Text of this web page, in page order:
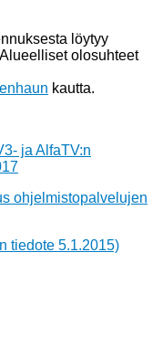
löytyy
olosuhteet
kautta.
ja AlfaTV:n
ohjelmistopalvelujen
tiedote 5.1.2015)